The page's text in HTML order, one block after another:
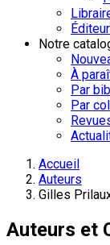
Notre
À
Par
Par
Accueil
Auteurs
Gilles
Auteurs et